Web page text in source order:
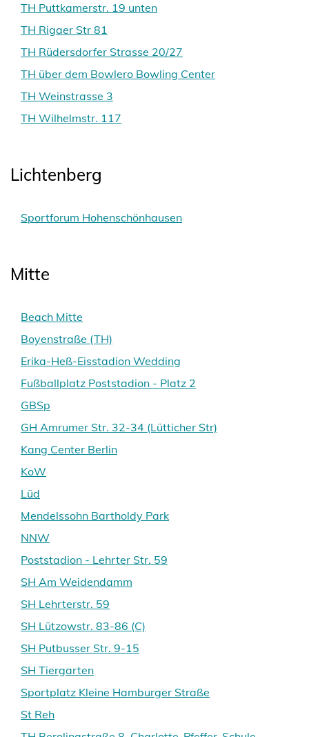
TH Puttkamerstr. 19 unten
TH Rigaer Str 81
TH Rüdersdorfer Strasse 20/27
TH über dem Bowlero Bowling Center
TH Weinstrasse 3
TH Wilhelmstr. 117
Lichtenberg
Sportforum Hohenschönhausen
Mitte
Beach Mitte
Boyenstraße (TH)
Erika-Heß-Eisstadion Wedding
Fußballplatz Poststadion - Platz 2
GBSp
GH Amrumer Str. 32-34 (Lütticher Str)
Kang Center Berlin
KoW
Lüd
Mendelssohn Bartholdy Park
NNW
Poststadion - Lehrter Str. 59
SH Am Weidendamm
SH Lehrterstr. 59
SH Lützowstr. 83-86 (C)
SH Putbusser Str. 9-15
SH Tiergarten
Sportplatz Kleine Hamburger Straße
St Reh